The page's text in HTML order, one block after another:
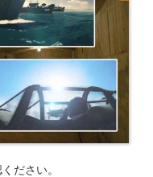
ださい。